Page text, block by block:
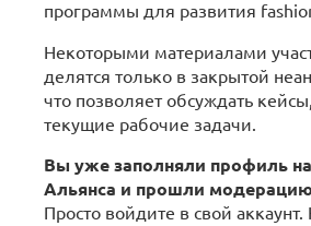
программы для развития
Некоторыми материалами
делятся только в закрытой
что позволяет обсуждать
текущие рабочие задачи.
Вы уже заполняли профиль
Альянса и прошли
Просто войдите в свой